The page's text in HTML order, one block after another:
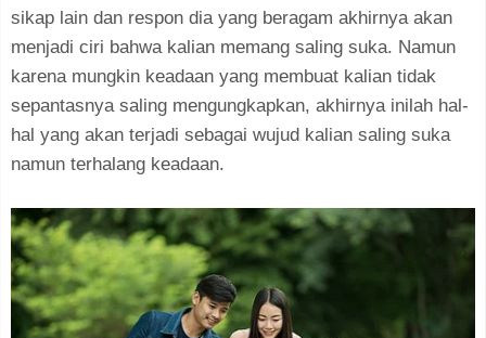
sikap lain dan respon dia yang beragam akhirnya akan
menjadi ciri bahwa kalian memang saling suka. Namun
karena mungkin keadaan yang membuat kalian tidak
sepantasnya saling mengungkapkan, akhirnya inilah hal-
hal yang akan terjadi sebagai wujud kalian saling suka
namun terhalang keadaan.